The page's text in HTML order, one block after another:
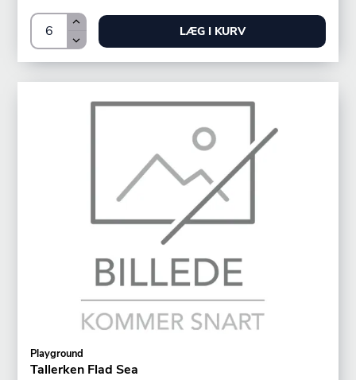
LÆG I KURV
Playground
Tallerken Flad Sea